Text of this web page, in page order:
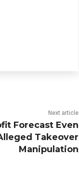
Next article
Forecast Even
Takeover
Manipulation